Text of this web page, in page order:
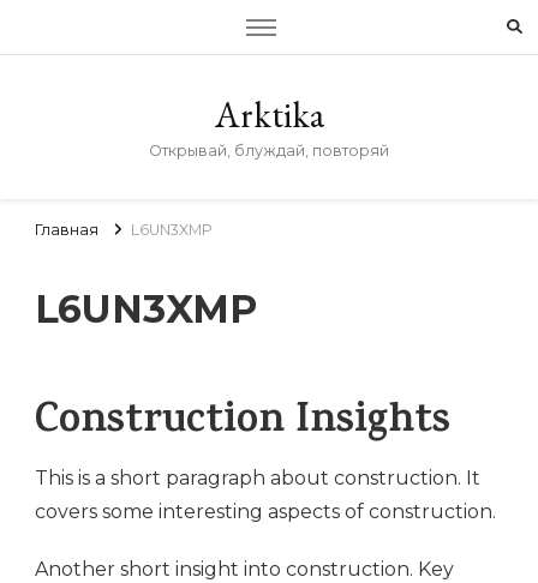
Arktika
Открывай, блуждай, повторяй
Главная L6UN3XMP
L6UN3XMP
Construction Insights
This is a short paragraph about construction. It
covers some interesting aspects of construction.
Another short insight into construction. Key